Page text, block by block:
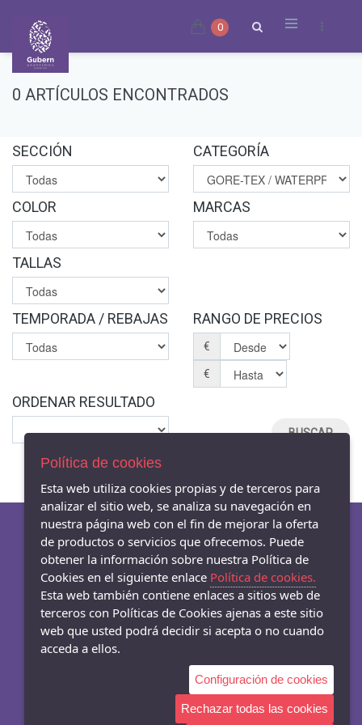
0
0 ARTÍCULOS ENCONTRADOS
SECCIÓN CATEGORÍA
COLOR MARCAS
TALLAS
TEMPORADA / REBAJAS RANGO DE PRECIOS
€
€
ORDENAR RESULTADO
AVISO LEGAL
POLÍTICA DE COOKIES
ENVÍOS Y DEVOLUCIONES
- Carrer Mar 54-56, Badalona - 08911 (Barcelona)
Política de cookies
Esta web utiliza cookies propias y de terceros para
analizar el sitio web, se analiza su navegación en
nuestra página web con el fin de mejorar la oferta
de productos o servicios que ofrecemos. Puede
obtener la información sobre nuestra Política de
Cookies en el siguiente enlace Política de cookies.
Esta web también contiene enlaces a sitios web de
terceros con Políticas de Cookies ajenas a este sitio
web que usted podrá decidir si acepta o no cuando
acceda a ellos.
Configuración de cookies
Rechazar todas las cookies